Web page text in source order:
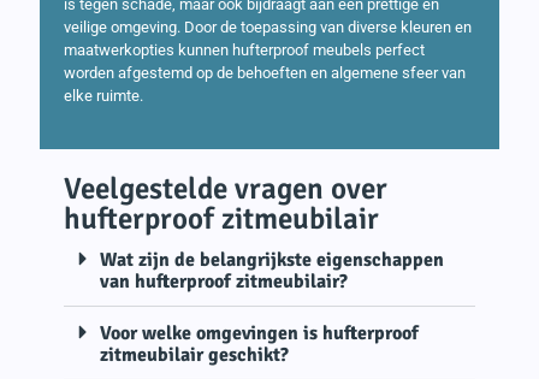
is tegen schade, maar ook bijdraagt aan een prettige en
veilige omgeving. Door de toepassing van diverse kleuren en
maatwerkopties kunnen hufterproof meubels perfect
worden afgestemd op de behoeften en algemene sfeer van
elke ruimte.
Veelgestelde vragen over
hufterproof zitmeubilair
Wat zijn de belangrijkste eigenschappen
van hufterproof zitmeubilair?
Voor welke omgevingen is hufterproof
zitmeubilair geschikt?